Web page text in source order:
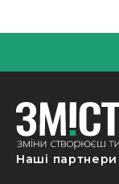
Наші партнери